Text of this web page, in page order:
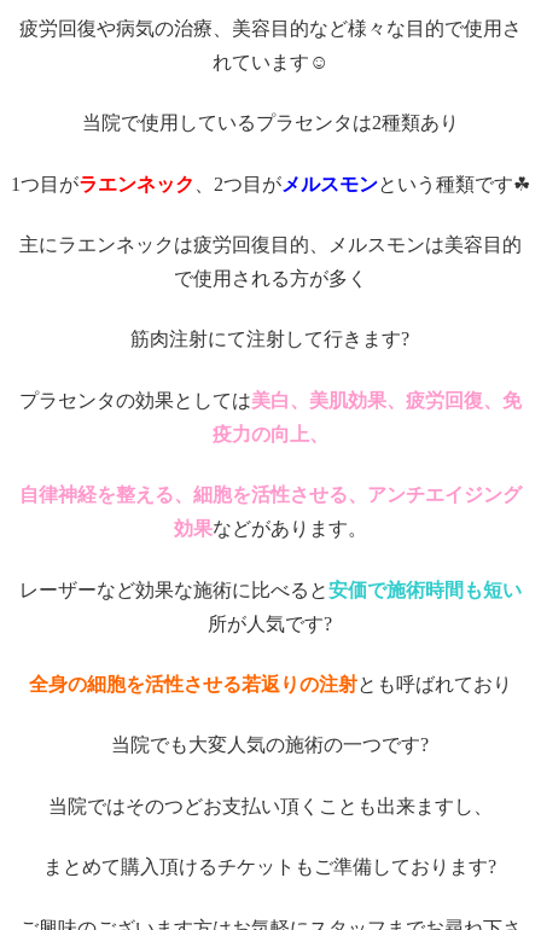
疲労回復や病気の治療、美容目的など様々な目的で使用さ
れています☺
当院で使用しているプラセンタは2種類あり
1つ目がラエンネック 、2つ目がメルスモンという種類です☘
主にラエンネックは疲労回復目的、メルスモンは美容目的
で使用される方が多く
筋肉注射にて注射して行きます?
プラセンタの効果としては美白、美肌効果、疲労回復、免
疫力の向上、
自律神経を整える、細胞を活性させる、アンチエイジング
効果などがあります。
レーザーなど効果な施術に比べると安価で施術時間も短い
所が人気です?
全身の細胞を活性させる若返りの注射とも呼ばれており
当院でも大変人気の施術の一つです?
当院ではそのつどお支払い頂くことも出来ますし、
まとめて購入頂けるチケットもご準備しております?